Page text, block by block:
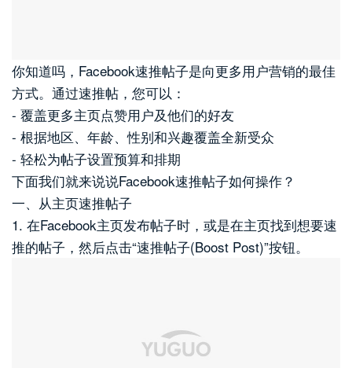
你知道吗，Facebook速推帖子是向更多用户营销的最佳
方式。通过速推帖，您可以：
- 覆盖更多主页点赞用户及他们的好友
- 根据地区、年龄、性别和兴趣覆盖全新受众
- 轻松为帖子设置预算和排期
下面我们就来说说Facebook速推帖子如何操作？
一、从主页速推帖子
1. 在Facebook主页发布帖子时，或是在主页找到想要速
推的帖子，然后点击“速推帖子(Boost Post)”按钮。